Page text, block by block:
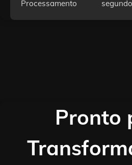
Processamento
Pronto